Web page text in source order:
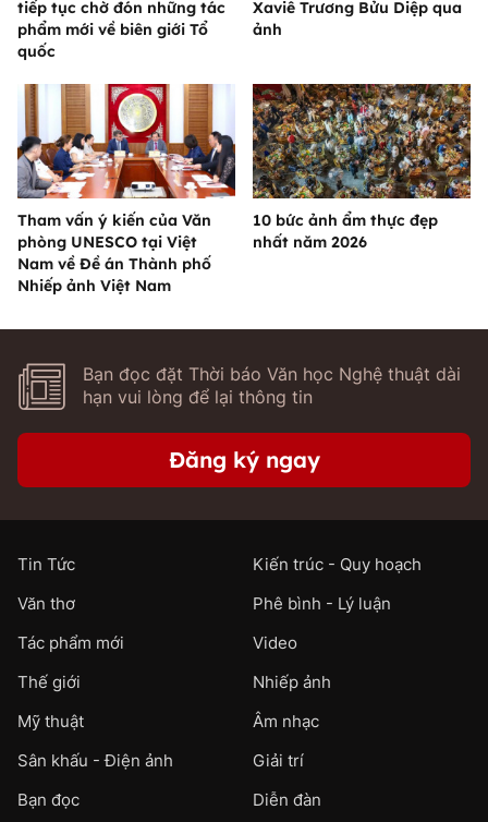
tiếp tục chờ đón những tác
phẩm mới về biên giới Tổ
quốc
Xaviê Trương Bửu Diệp qua
ảnh
Tham vấn ý kiến của Văn
phòng UNESCO tại Việt
Nam về Đề án Thành phố
Nhiếp ảnh Việt Nam
10 bức ảnh ẩm thực đẹp
nhất năm 2026
Bạn đọc đặt Thời báo Văn học Nghệ thuật dài
hạn vui lòng để lại thông tin
Đăng ký ngay
Tin Tức
Kiến trúc - Quy hoạch
Văn thơ
Phê bình - Lý luận
Tác phẩm mới
Video
Thế giới
Nhiếp ảnh
Mỹ thuật
Âm nhạc
Sân khấu - Điện ảnh
Giải trí
Bạn đọc
Diễn đàn